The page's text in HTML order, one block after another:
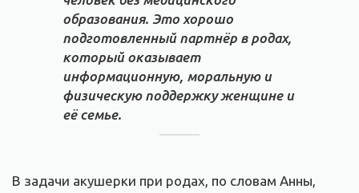
образования. Это хорошо
подготовленный партнёр в родах,
который оказывает
информационную, моральную и
физическую поддержку женщине и
её семье.
В задачи акушерки при родах, по словам Анны,